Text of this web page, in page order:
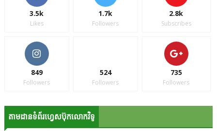
3.5k
Likes
1.7k
Followers
2.8k
Subscribes
849
Followers
524
Followers
735
Followers
តាមដានទំព័រហ្វេសប៊ុកលោកវិទូ